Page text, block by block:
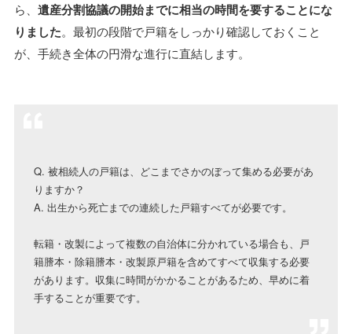
ら、 遺産分割協議の開始までに相当の時間を要することにな
りました。最初の段階で戸籍をしっかり確認しておくこと
が、手続き全体の円滑な進行に直結します。
Q. 被相続人の戸籍は、どこまでさかのぼって集める必要があ
りますか？
A. 出生から死亡までの連続した戸籍すべてが必要です。
転籍・改製によって複数の自治体に分かれている場合も、戸
籍謄本・除籍謄本・改製原戸籍を含めてすべて収集する必要
があります。収集に時間がかかることがあるため、早めに着
手することが重要です。